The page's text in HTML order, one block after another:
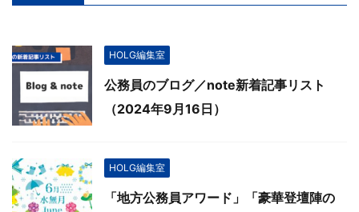
HOLG編集室
公務員のブログ／note新着記事リスト
（2024年9月16日）
HOLG編集室
「地方公務員アワード」「豪華登壇陣の